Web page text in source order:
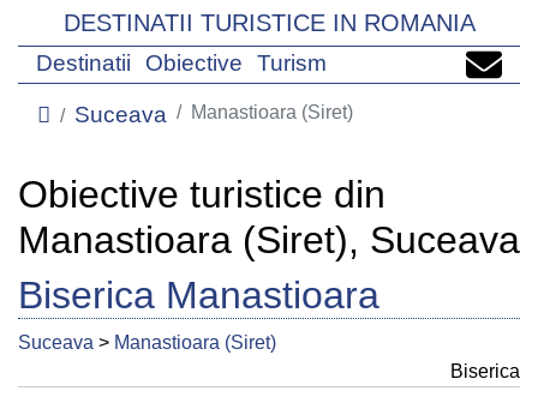
DESTINATII TURISTICE IN ROMANIA
Destinatii Obiective Turism
Suceava Manastioara (Siret)
Obiective turistice din
Manastioara (Siret), Suceava
Biserica Manastioara
Suceava > Manastioara (Siret)
Biserica